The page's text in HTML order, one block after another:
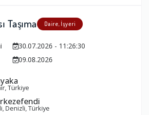
Taşıma Daire, İşyeri
30.07.2026 - 11:26:30
09.08.2026
Türkiye
Denizli, Türkiye